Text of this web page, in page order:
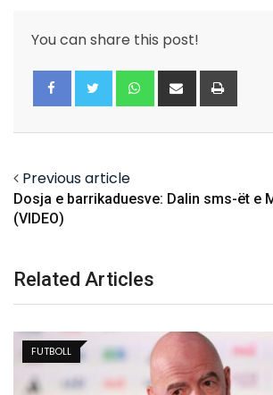
You can share this post!
Whatsapp
Share
via
Previous article
Dosja e barrikaduesve: Dalin sms-ët e
(VIDEO)
Related Articles
BALLINA 5